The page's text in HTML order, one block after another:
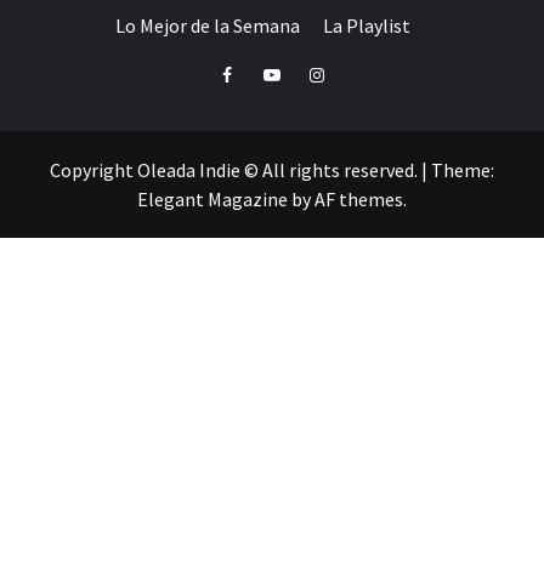
Lo Mejor de la Semana La Playlist
FacebookYoutubeInstagram
Copyright Oleada Indie © All rights reserved. | Theme:
Elegant Magazine byAF themes.